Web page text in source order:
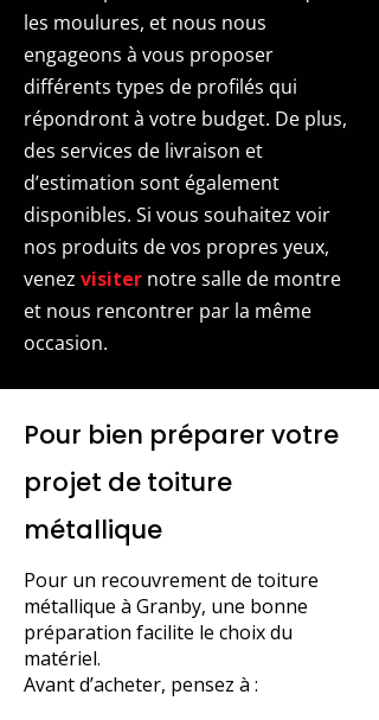
les moulures, et nous nous
engageons à vous proposer
différents types de profilés qui
répondront à votre budget. De plus,
des services de livraison et
d’estimation sont également
disponibles. Si vous souhaitez voir
nos produits de vos propres yeux,
venez visiter notre salle de montre
et nous rencontrer par la même
occasion.
Pour bien préparer votre
projet de toiture
métallique
Pour un recouvrement de toiture
métallique à Granby, une bonne
préparation facilite le choix du
matériel.
Avant d’acheter, pensez à :